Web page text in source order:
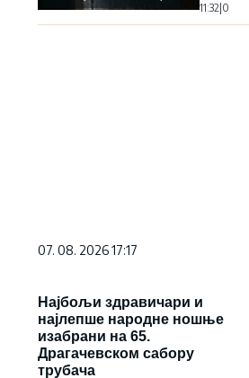
11:32 0
07. 08. 2026 17:17
Најбољи здравичари и
најлепше народне ношње
изабрани на 65.
Драгачевском сабору
трубача